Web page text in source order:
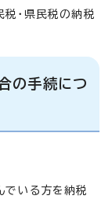
税・県民税の納税
の手続につ
でいる方を納税